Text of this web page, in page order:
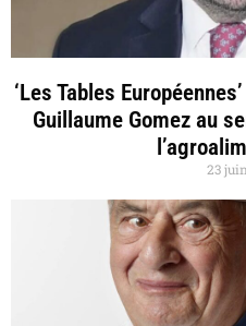
‘Les Tables
Guillaume Gomez au
23